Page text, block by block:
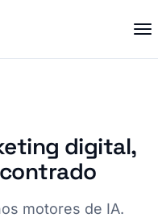
digital,
motores de IA.